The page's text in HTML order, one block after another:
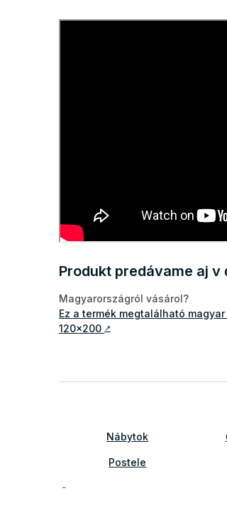
Produkt predávame aj
Magyarországról vásárol?
Ez a termék megtalálható
120x200 ↗
Nábytok
Postele